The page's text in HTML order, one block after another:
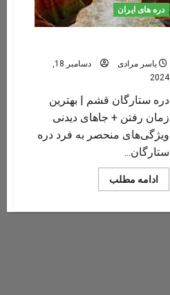
دره های ایران
یاسر مرادی
دسامبر 18,
2024
دره ستارگان قشم | بهترین
زمان رفتن + جاهای دیدنی
ویژگی‌های منحصر به فرد دره
ستارگان...
ادامه مطلب
more